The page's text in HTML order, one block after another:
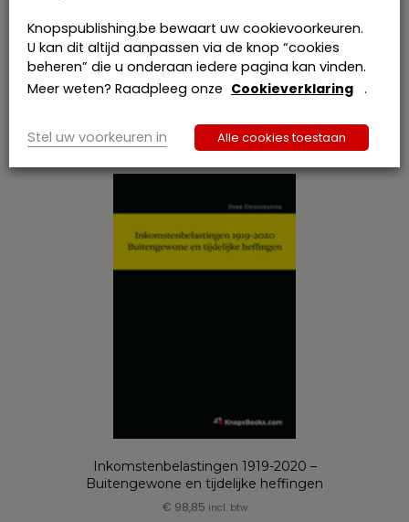
Inkomstenbelastingen 1919-2020 –
Buitengewone en tijdelijke heffingen
€ 98,85 incl. btw
Knopspublishing.be bewaart uw cookievoorkeuren.
U kan dit altijd aanpassen via de knop “cookies
beheren” die u onderaan iedere pagina kan vinden.
Meer weten? Raadpleeg onze Cookieverklaring .
Stel uw voorkeuren in Alle cookies toestaan